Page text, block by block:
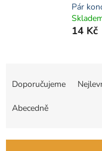
Pár
14 Kč
í
Doporučujeme
Abecedně